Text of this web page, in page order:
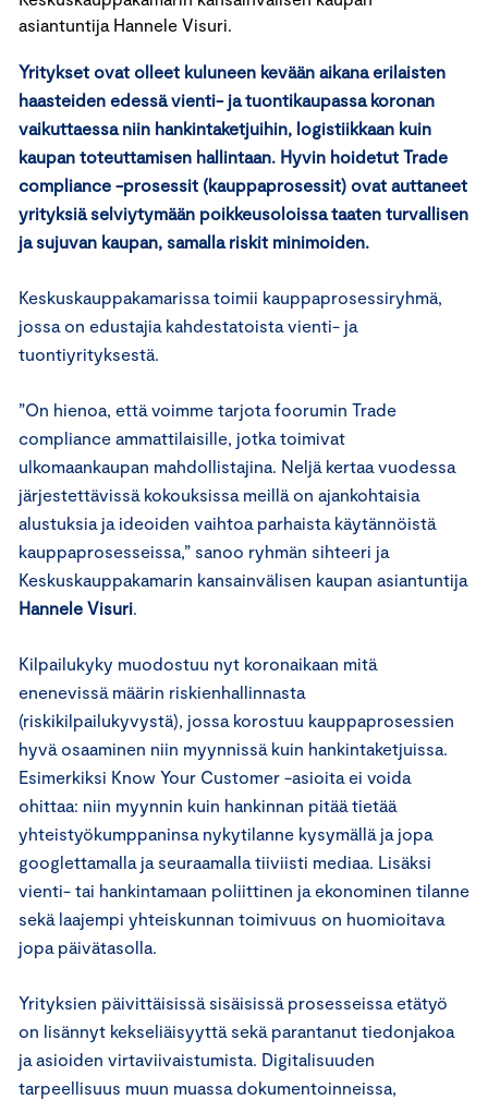
asiantuntija Hannele Visuri.
Yritykset ovat olleet kuluneen kevään aikana erilaisten
haasteiden edessä vienti- ja tuontikaupassa koronan
vaikuttaessa niin hankintaketjuihin, logistiikkaan kuin
kaupan toteuttamisen hallintaan. Hyvin hoidetut Trade
compliance -prosessit (kauppaprosessit) ovat auttaneet
yrityksiä selviytymään poikkeusoloissa taaten turvallisen
ja sujuvan kaupan, samalla riskit minimoiden.
Keskuskauppakamarissa toimii kauppaprosessiryhmä,
jossa on edustajia kahdestatoista vienti- ja
tuontiyrityksestä.
”On hienoa, että voimme tarjota foorumin Trade
compliance ammattilaisille, jotka toimivat
ulkomaankaupan mahdollistajina. Neljä kertaa vuodessa
järjestettävissä kokouksissa meillä on ajankohtaisia
alustuksia ja ideoiden vaihtoa parhaista käytännöistä
kauppaprosesseissa,” sanoo ryhmän sihteeri ja
Keskuskauppakamarin kansainvälisen kaupan asiantuntija
Hannele Visuri.
Kilpailukyky muodostuu nyt koronaikaan mitä
enenevissä määrin riskienhallinnasta
(riskikilpailukyvystä), jossa korostuu kauppaprosessien
hyvä osaaminen niin myynnissä kuin hankintaketjuissa.
Esimerkiksi Know Your Customer -asioita ei voida
ohittaa: niin myynnin kuin hankinnan pitää tietää
yhteistyökumppaninsa nykytilanne kysymällä ja jopa
googlettamalla ja seuraamalla tiiviisti mediaa. Lisäksi
vienti- tai hankintamaan poliittinen ja ekonominen tilanne
sekä laajempi yhteiskunnan toimivuus on huomioitava
jopa päivätasolla.
Yrityksien päivittäisissä sisäisissä prosesseissa etätyö
on lisännyt kekseliäisyyttä sekä parantanut tiedonjakoa
ja asioiden virtaviivaistumista. Digitalisuuden
tarpeellisuus muun muassa dokumentoinneissa,